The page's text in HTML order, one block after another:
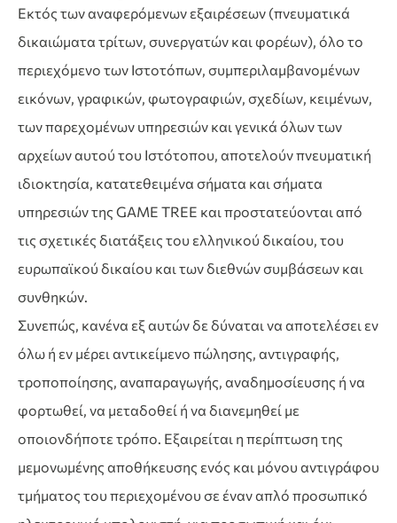
Εκτός των αναφερόμενων εξαιρέσεων (πνευματικά
δικαιώματα τρίτων, συνεργατών και φορέων), όλο το
περιεχόμενο των Ιστοτόπων, συμπεριλαμβανομένων
εικόνων, γραφικών, φωτογραφιών, σχεδίων, κειμένων,
των παρεχομένων υπηρεσιών και γενικά όλων των
αρχείων αυτού του Ιστότοπου, αποτελούν πνευματική
ιδιοκτησία, κατατεθειμένα σήματα και σήματα
υπηρεσιών της GAME TREE και προστατεύονται από
τις σχετικές διατάξεις του ελληνικού δικαίου, του
ευρωπαϊκού δικαίου και των διεθνών συμβάσεων και
συνθηκών.
Συνεπώς, κανένα εξ αυτών δε δύναται να αποτελέσει εν
όλω ή εν μέρει αντικείμενο πώλησης, αντιγραφής,
τροποποίησης, αναπαραγωγής, αναδημοσίευσης ή να
φορτωθεί, να μεταδοθεί ή να διανεμηθεί με
οποιονδήποτε τρόπο. Εξαιρείται η περίπτωση της
μεμονωμένης αποθήκευσης ενός και μόνου αντιγράφου
τμήματος του περιεχομένου σε έναν απλό προσωπικό